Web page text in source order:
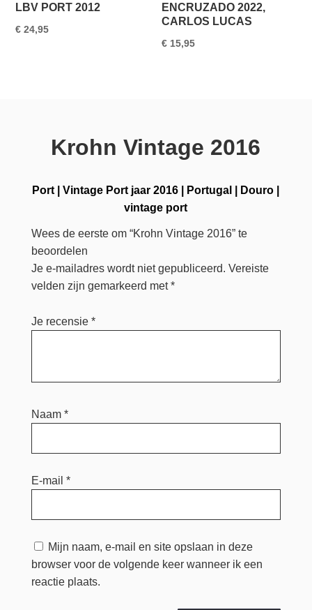
LBV PORT 2012
€ 24,95
ENCRUZADO 2022,
CARLOS LUCAS
€ 15,95
Krohn Vintage 2016
Port |Vintage Port jaar 2016 Portugal Douro
vintage port
Wees de eerste om “Krohn Vintage 2016” te
beoordelen
Je e-mailadres wordt niet gepubliceerd. Vereiste
velden zijn gemarkeerd met*
Je recensie *
Naam *
E-mail *
Mijn naam, e-mail en site opslaan in deze
browser voor de volgende keer wanneer ik een
reactie plaats.